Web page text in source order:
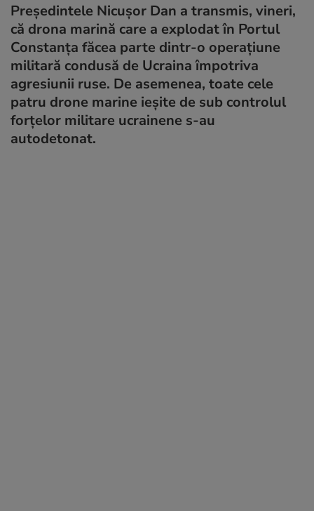
Preşedintele Nicuşor Dan a transmis, vineri,
că drona marină care a explodat în Portul
Constanţa făcea parte dintr-o operaţiune
militară condusă de Ucraina împotriva
agresiunii ruse. De asemenea, toate cele
patru drone marine ieșite de sub controlul
forțelor militare ucrainene s-au
autodetonat.